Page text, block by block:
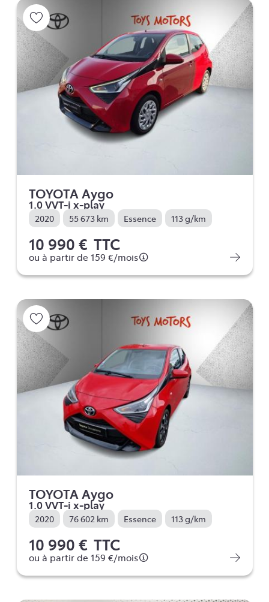
TOYOTA Aygo
1.0 VVT-i x-play
2020 55 673 km Essence 113 g/km
10 990 € TTC
ou à partir de 159 €/mois
TOYOTA Aygo
1.0 VVT-i x-play
2020 76 602 km Essence 113 g/km
10 990 € TTC
ou à partir de 159 €/mois